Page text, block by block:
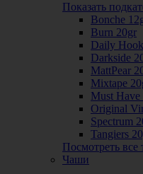
Показать
Bonche
Burn 20gr
Daily
Darkside
MattPear
Mixtape
Must Have
Original
Spectrum
Tangiers
Посмотреть все
Чаши